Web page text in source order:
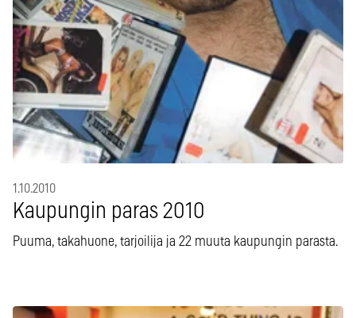
1.10.2010
Kaupungin paras 2010
Puuma, takahuone, tarjoilija ja 22 muuta kaupungin parasta.